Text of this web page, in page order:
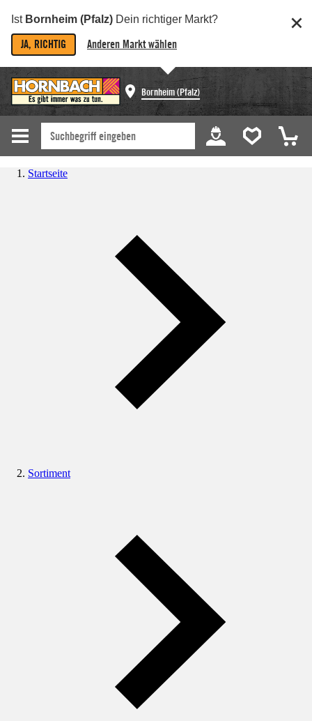
Ist Bornheim (Pfalz) Dein richtiger Markt?
JA, RICHTIG Anderen Markt wählen
Bornheim (Pfalz)
Startseite
Sortiment